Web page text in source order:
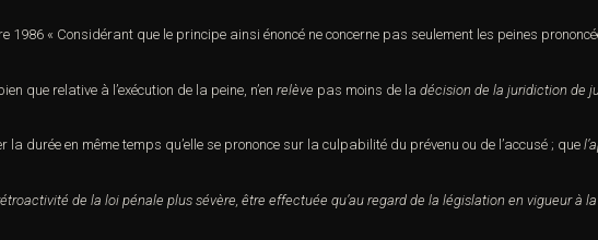
1986 « Considérant que le principe ainsi énoncé ne concerne pas seulement les peines
que relative à l’exécution de la peine, n’en relève pas moins de la décision de la juridiction de
durée en même temps qu’elle se prononce sur la culpabilité du prévenu ou de l’accusé ; que
de la loi pénale plus sévère, être effectuée qu’au regard de la législation en vigueur à